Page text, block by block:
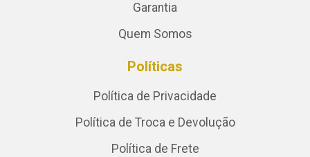
Garantia
Quem Somos
Políticas
Política de Privacidade
Política de Troca e Devolução
Política de Frete